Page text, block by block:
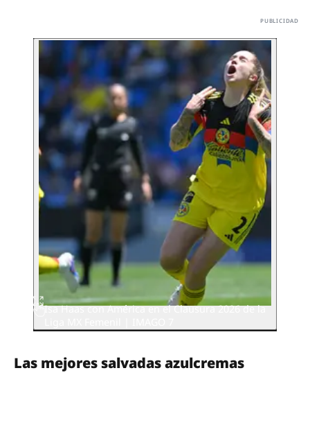
Isa Haas con América en el Clausura 2026 de la
Las mejores salvadas azulcremas